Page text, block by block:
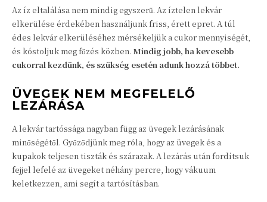
Az íz eltalálása nem mindig egyszerű. Az íztelen lekvár
elkerülése érdekében használjunk friss, érett epret. A túl
édes lekvár elkerüléséhez mérsékeljük a cukor mennyiségét,
és kóstoljuk meg főzés közben. Mindig jobb, ha kevesebb
cukorral kezdünk, és szükség esetén adunk hozzá többet.
ÜVEGEK NEM MEGFELELŐ
LEZÁRÁSA
A lekvár tartóssága nagyban függ az üvegek lezárásának
minőségétől. Győződjünk meg róla, hogy az üvegek és a
kupakok teljesen tiszták és szárazak. A lezárás után fordítsuk
fejjel lefelé az üvegeket néhány percre, hogy vákuum
keletkezzen, ami segít a tartósításban.